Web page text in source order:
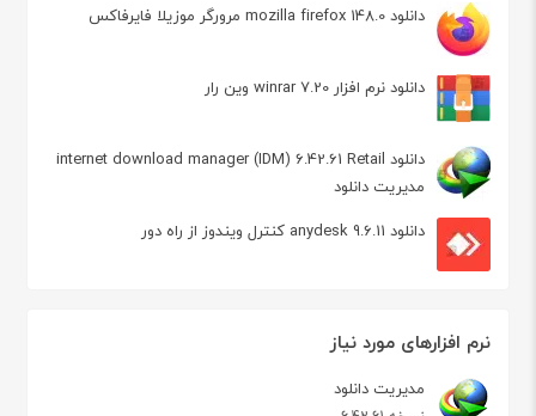
دانلود mozilla firefox 148.0 مرورگر موزیلا فایرفاکس
دانلود نرم افزار winrar 7.20 وین رار
دانلود internet download manager (IDM) 6.42.61 Retail
مدیریت دانلود
دانلود anydesk 9.6.11 کنترل ویندوز از راه دور
نرم افزارهای مورد نیاز
مدیریت دانلود